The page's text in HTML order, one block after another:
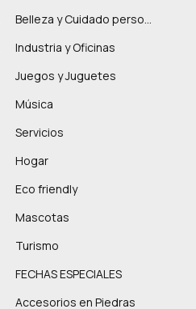
Belleza y Cuidado personal
Industria y Oficinas
Juegos y Juguetes
Música
Servicios
Hogar
Eco friendly
Mascotas
Turismo
FECHAS ESPECIALES
Accesorios en Piedras